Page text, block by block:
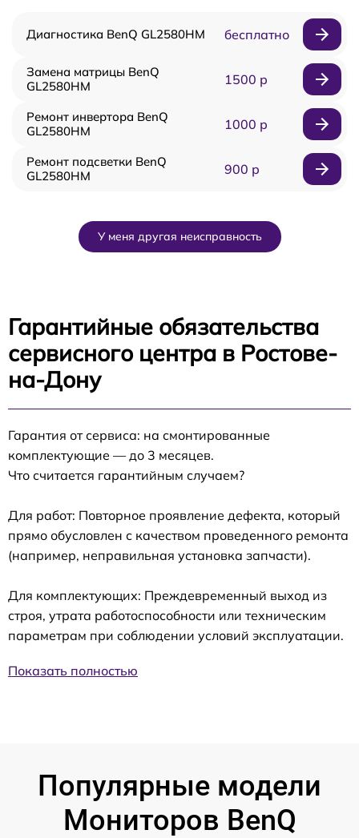
Диагностика BenQ GL2580HM бесплатно
Замена матрицы BenQ
GL2580HM
1500 р
Ремонт инвертора BenQ
GL2580HM
1000 р
Ремонт подсветки BenQ
GL2580HM
900 р
У меня другая неисправность
Гарантийные обязательства
сервисного центра в Ростове-
на-Дону
Гарантия от сервиса: на смонтированные
комплектующие — до 3 месяцев.
Что считается гарантийным случаем?
Для работ: Повторное проявление дефекта, который
прямо обусловлен с качеством проведенного ремонта
(например, неправильная установка запчасти).
Для комплектующих: Преждевременный выход из
строя, утрата работоспособности или техническим
параметрам при соблюдении условий эксплуатации.
Показать полностью
Популярные модели
Мониторов BenQ